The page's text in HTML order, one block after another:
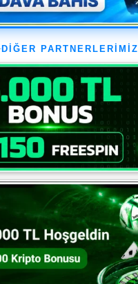
DİĞER PARTNERLERİMİZ